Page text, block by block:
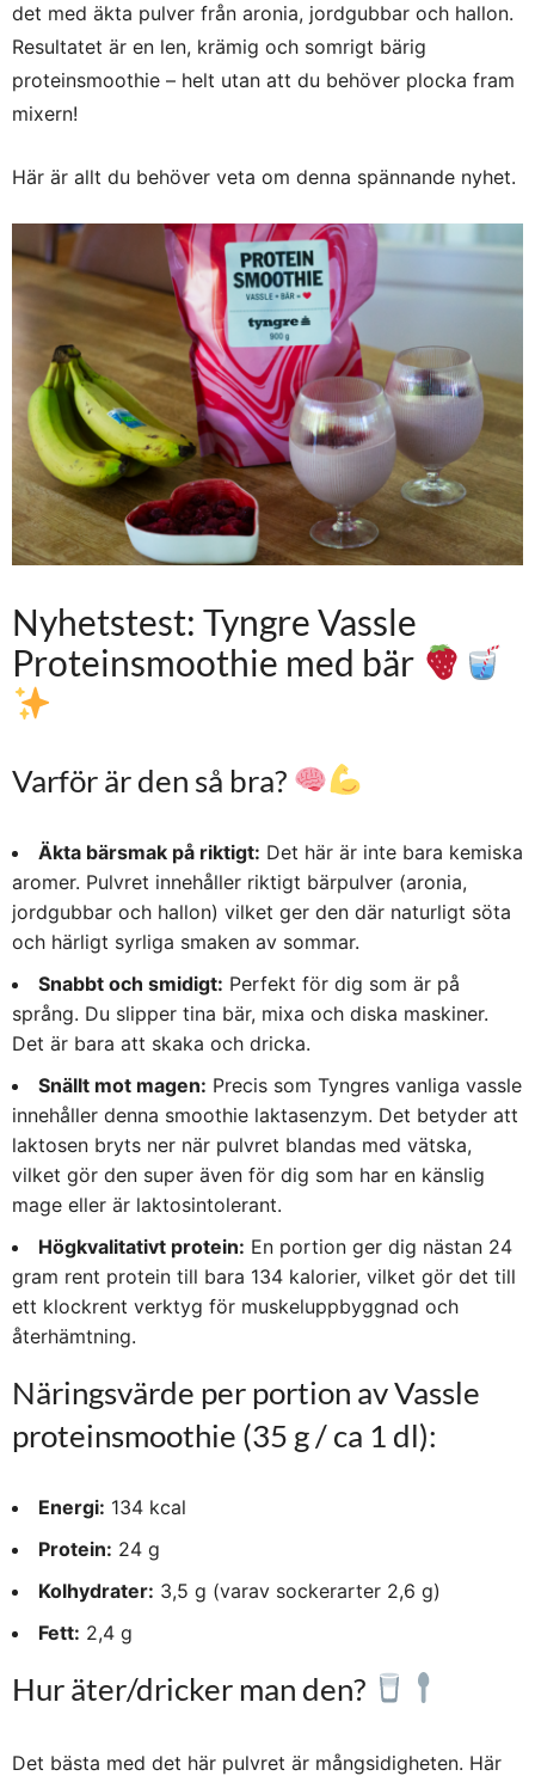
det med äkta pulver från aronia, jordgubbar och hallon.
Resultatet är en len, krämig och somrigt bärig
proteinsmoothie – helt utan att du behöver plocka fram
mixern!
Här är allt du behöver veta om denna spännande nyhet.
Nyhetstest: Tyngre Vassle
Proteinsmoothie med bär
Varför är den så bra?
Äkta bärsmak på riktigt: Det här är inte bara kemiska
aromer. Pulvret innehåller riktigt bärpulver (aronia,
jordgubbar och hallon) vilket ger den där naturligt söta
och härligt syrliga smaken av sommar.
Snabbt och smidigt: Perfekt för dig som är på
språng. Du slipper tina bär, mixa och diska maskiner.
Det är bara att skaka och dricka.
Snällt mot magen: Precis som Tyngres vanliga vassle
innehåller denna smoothie laktasenzym. Det betyder att
laktosen bryts ner när pulvret blandas med vätska,
vilket gör den super även för dig som har en känslig
mage eller är laktosintolerant.
Högkvalitativt protein: En portion ger dig nästan 24
gram rent protein till bara 134 kalorier, vilket gör det till
ett klockrent verktyg för muskeluppbyggnad och
återhämtning.
Näringsvärde per portion av Vassle
proteinsmoothie (35 g / ca 1 dl):
Energi: 134 kcal
Protein: 24 g
Kolhydrater: 3,5 g (varav sockerarter 2,6 g)
Fett: 2,4 g
Hur äter/dricker man den?
Det bästa med det här pulvret är mångsidigheten. Här